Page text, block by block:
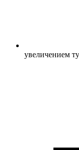
увеличением